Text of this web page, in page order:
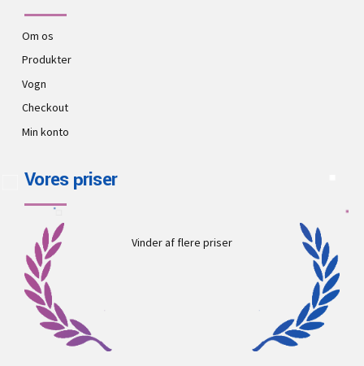
Om os
Produkter
Vogn
Checkout
Min konto
Vores priser
Vinder af flere priser